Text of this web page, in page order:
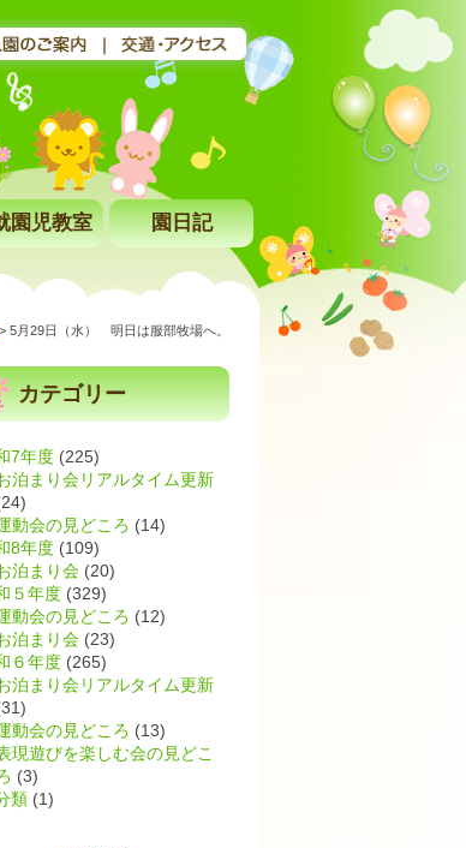
園児教室 園日記
> 5月29日（水） 明日は服部牧場へ。
カテゴリー
7年度 (225)
泊まり会リアルタイム更新
動会の見どころ (14)
8年度 (109)
泊まり会 (20)
５年度 (329)
動会の見どころ (12)
泊まり会 (23)
６年度 (265)
泊まり会リアルタイム更新
動会の見どころ (13)
現遊びを楽しむ会の見どこ
(3)
類 (1)